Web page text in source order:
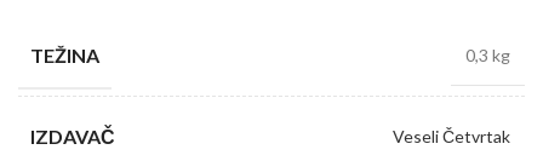
TEŽINA 0,3 kg
IZDAVAČ Veseli Četvrtak